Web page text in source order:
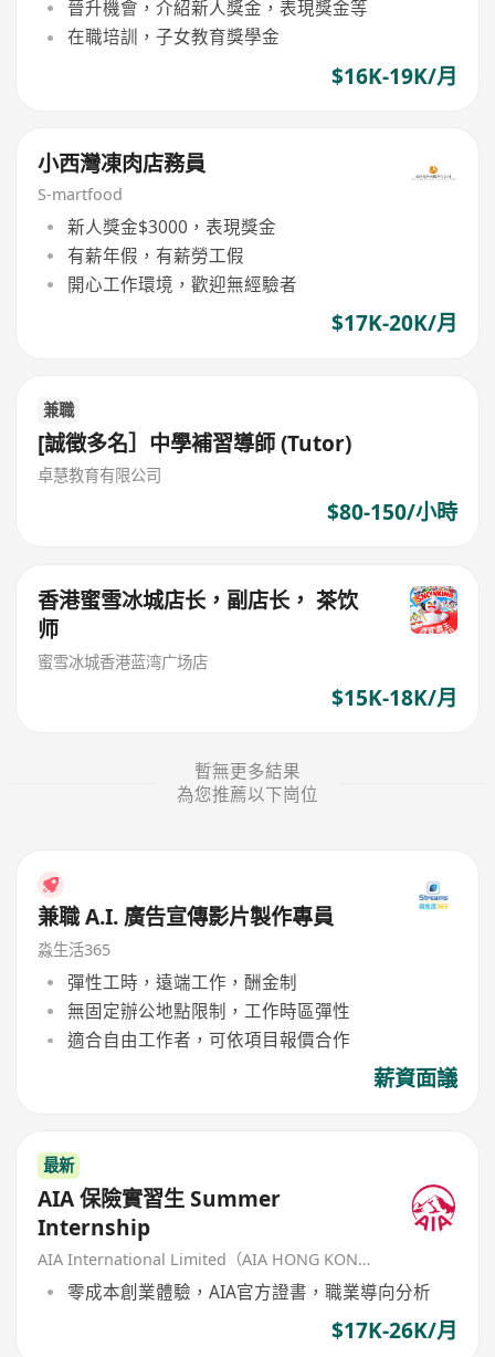
晉升機會，介紹新人獎金，表現獎金等
在職培訓，子女教育獎學金
$16K-19K/月
小西灣凍肉店務員
S-martfood
新人獎金$3000，表現獎金
有薪年假，有薪勞工假
開心工作環境，歡迎無經驗者
$17K-20K/月
兼職
[誠徵多名］中學補習導師 (Tutor)
卓慧教育有限公司
$80-150/小時
香港蜜雪冰城店长，副店长， 茶饮
师
蜜雪冰城香港蓝湾广场店
$15K-18K/月
暫無更多結果
為您推薦以下崗位
兼職 A.I. 廣告宣傳影片製作專員
淼生活365
彈性工時，遠端工作，酬金制
無固定辦公地點限制，工作時區彈性
適合自由工作者，可依項目報價合作
薪資面議
最新
AIA 保險實習生 Summer
Internship
AIA International Limited（AIA HONG KONG）
零成本創業體驗，AIA官方證書，職業導向分析
$17K-26K/月